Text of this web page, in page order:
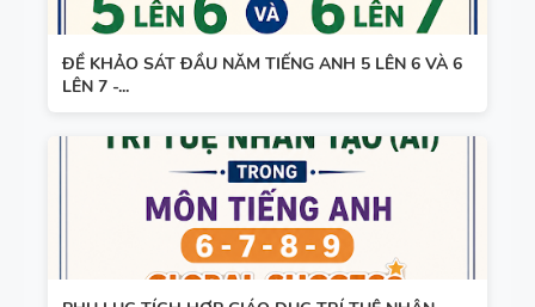
ĐỀ KHẢO SÁT ĐẦU NĂM TIẾNG ANH 5 LÊN 6 VÀ 6
LÊN 7 -...